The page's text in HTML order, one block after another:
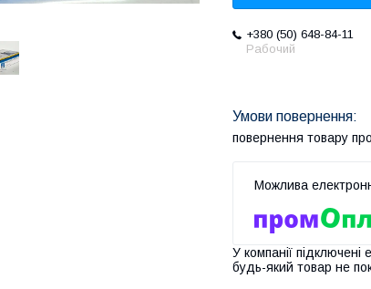
+380 (50) 648-84-11
Рабочий
повернення товару
У компанії
будь-який товар не